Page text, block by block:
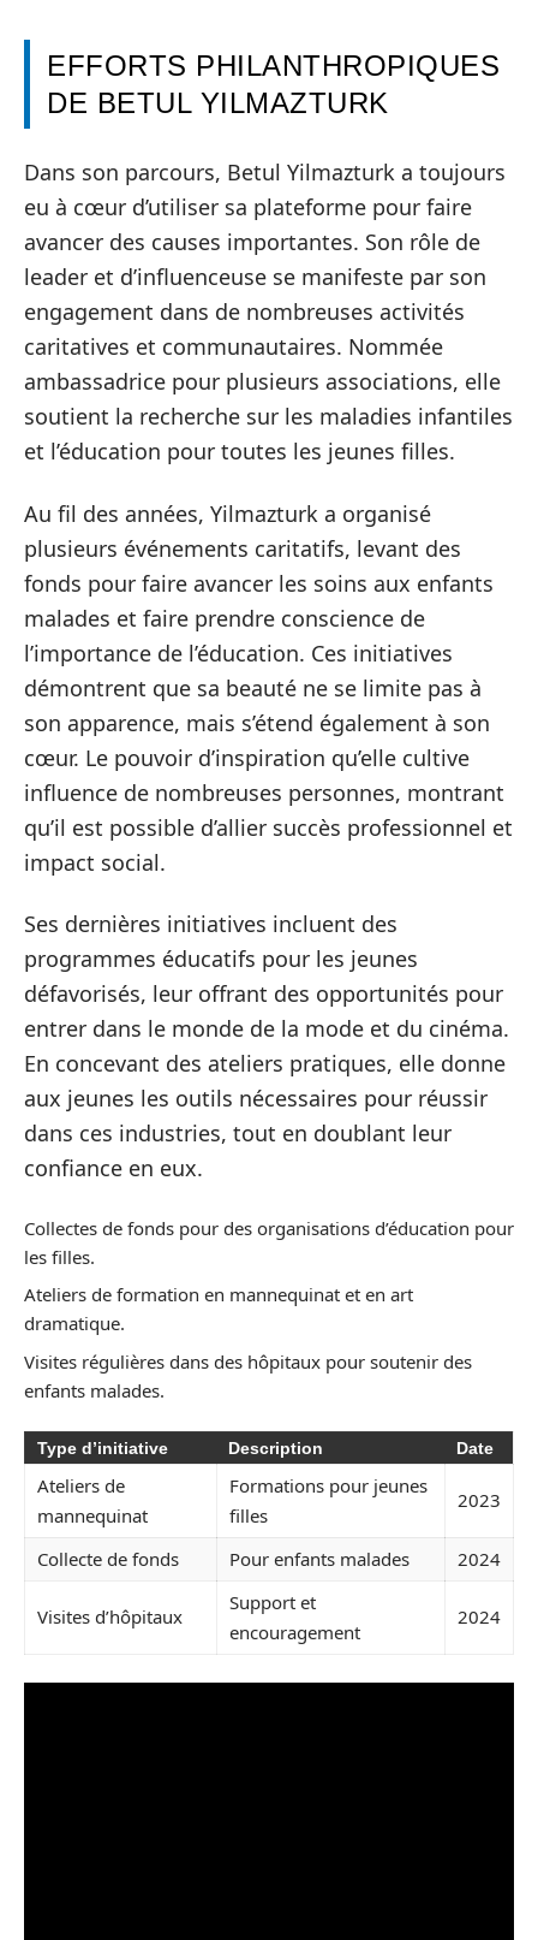
EFFORTS PHILANTHROPIQUES
DE BETUL YILMAZTURK
Dans son parcours, Betul Yilmazturk a toujours
eu à cœur d’utiliser sa plateforme pour faire
avancer des causes importantes. Son rôle de
leader et d’influenceuse se manifeste par son
engagement dans de nombreuses activités
caritatives et communautaires. Nommée
ambassadrice pour plusieurs associations, elle
soutient la recherche sur les maladies infantiles
et l’éducation pour toutes les jeunes filles.
Au fil des années, Yilmazturk a organisé
plusieurs événements caritatifs, levant des
fonds pour faire avancer les soins aux enfants
malades et faire prendre conscience de
l’importance de l’éducation. Ces initiatives
démontrent que sa beauté ne se limite pas à
son apparence, mais s’étend également à son
cœur. Le pouvoir d’inspiration qu’elle cultive
influence de nombreuses personnes, montrant
qu’il est possible d’allier succès professionnel et
impact social.
Ses dernières initiatives incluent des
programmes éducatifs pour les jeunes
défavorisés, leur offrant des opportunités pour
entrer dans le monde de la mode et du cinéma.
En concevant des ateliers pratiques, elle donne
aux jeunes les outils nécessaires pour réussir
dans ces industries, tout en doublant leur
confiance en eux.
Collectes de fonds pour des organisations d’éducation pour
les filles.
Ateliers de formation en mannequinat et en art
dramatique.
Visites régulières dans des hôpitaux pour soutenir des
enfants malades.
Type d’initiative Description Date
Ateliers de
mannequinat
Formations pour jeunes
filles
2023
Collecte de fonds Pour enfants malades 2024
Visites d’hôpitaux
Support et
encouragement
2024